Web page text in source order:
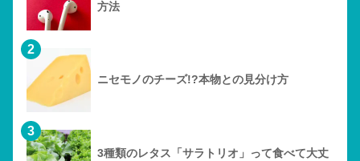
方法
2
ニセモノのチーズ!?本物との見分け方
3
3種類のレタス「サラトリオ」って食べて大丈